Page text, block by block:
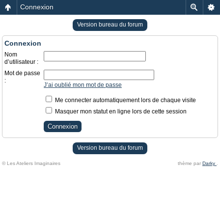
Connexion
Version bureau du forum
Connexion
Nom
d’utilisateur :
Mot de passe
:
J’ai oublié mon mot de passe
Me connecter automatiquement lors de chaque visite
Masquer mon statut en ligne lors de cette session
Version bureau du forum
© Les Ateliers Imaginaires thème par Darky